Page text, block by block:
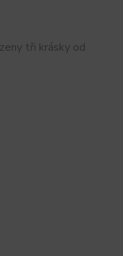
tři krásky od